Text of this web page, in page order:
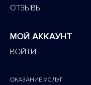
ОТЗЫВЫ
МОЙ АККАУНТ
ВОЙТИ
ОКАЗАНИЕ УСЛУГ